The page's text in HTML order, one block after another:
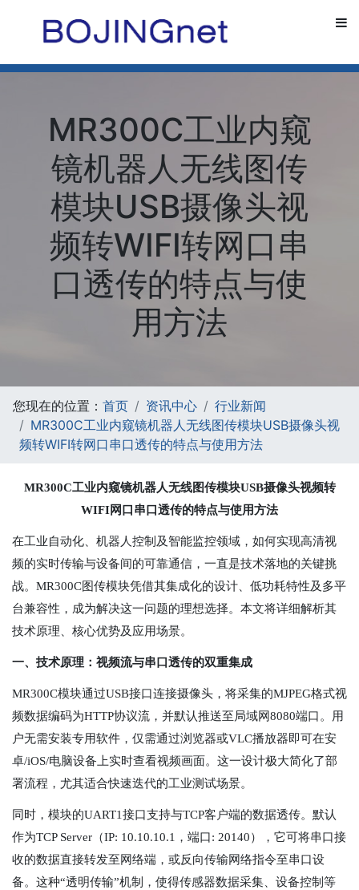
MR300C工业内窥
镜机器人无线图传
模块USB摄像头视
频转WIFI转网口串
口透传的特点与使
用方法
您现在的位置： 首页 资讯中心
行业新闻
MR300C工业内窥镜机器人无线图传模块USB摄像头视
频转WIFI转网口串口透传的特点与使用方法
MR300C工业内窥镜机器人无线图传模块USB摄像头视频转
WIFI网口串口透传的特点与使用方法
在工业自动化、机器人控制及智能监控领域，如何实现高清视
频的实时传输与设备间的可靠通信，一直是技术落地的关键挑
战。MR300C图传模块凭借其集成化的设计、低功耗特性及多平
台兼容性，成为解决这一问题的理想选择。本文将详细解析其
技术原理、核心优势及应用场景。
一、技术原理：视频流与串口透传的双重集成
MR300C模块通过USB接口连接摄像头，将采集的MJPEG格式视
频数据编码为HTTP协议流，并默认推送至局域网8080端口。用
户无需安装专用软件，仅需通过浏览器或VLC播放器即可在安
卓/iOS/电脑设备上实时查看视频画面。这一设计极大简化了部
署流程，尤其适合快速迭代的工业测试场景。
同时，模块的UART1接口支持与TCP客户端的数据透传。默认
作为TCP Server（IP: 10.10.10.1，端口: 20140），它可将串口接
收的数据直接转发至网络端，或反向传输网络指令至串口设
备。这种“透明传输”机制，使得传感器数据采集、设备控制等